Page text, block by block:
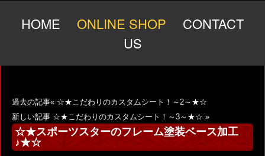
HOME ONLINE SHOP
CONTACT
US
過去の記事« ☆★こだわりのカスタムシート！～2～★☆
新しい記事 ☆★こだわりのカスタムシート！～3～★☆ »
☆★スポーツスターのフレーム塗装ベース加工
♪★☆